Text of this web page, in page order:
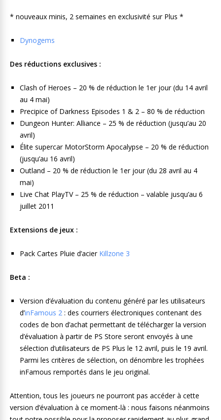
* nouveaux minis, 2 semaines en exclusivité sur Plus *
Dynogems
Des réductions exclusives :
Clash of Heroes – 20 % de réduction le 1er jour (du 14 avril
au 4 mai)
Precipice of Darkness Episodes 1 & 2 – 80 % de réduction
Dungeon Hunter: Alliance – 25 % de réduction (jusqu’au 20
avril)
Élite supercar MotorStorm Apocalypse – 20 % de réduction
(jusqu’au 16 avril)
Outland – 20 % de réduction le 1er jour (du 28 avril au 4
mai)
Live Chat PlayTV – 25 % de réduction – valable jusqu’au 6
juillet 2011
Extensions de jeux :
Pack Cartes Pluie d’acier Killzone 3
Beta :
Version d’évaluation du contenu généré par les utilisateurs
d’inFamous 2 : des courriers électroniques contenant des
codes de bon d’achat permettant de télécharger la version
d’évaluation à partir de PS Store seront envoyés à une
sélection d’utilisateurs de PS Plus le 12 avril, puis le 19 avril.
Parmi les critères de sélection, on dénombre les trophées
inFamous remportés dans le jeu original.
Attention, tous les joueurs ne pourront pas accéder à cette
version d’évaluation à ce moment-là : nous faisons néanmoins